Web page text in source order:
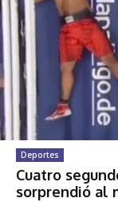
Deportes
Cuatro
sorprendió al